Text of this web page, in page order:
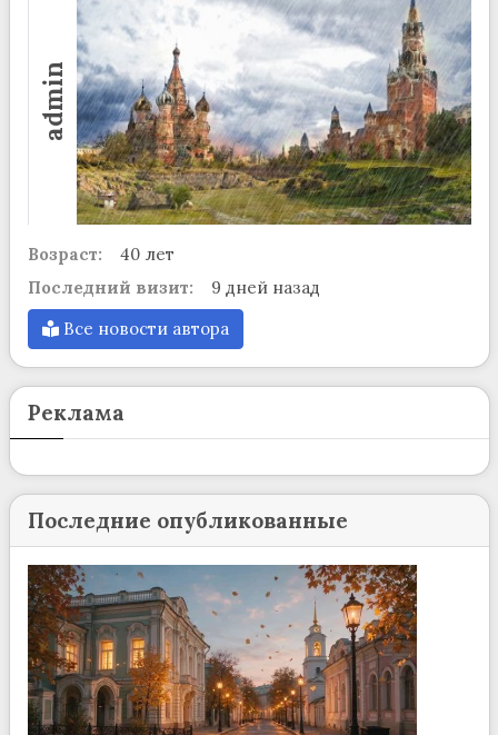
admin
Возраст:
40 лет
Последний визит:
9 дней назад
Все новости автора
Реклама
Последние опубликованные